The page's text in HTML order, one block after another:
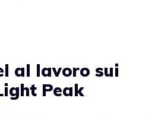
al lavoro sui
Peak